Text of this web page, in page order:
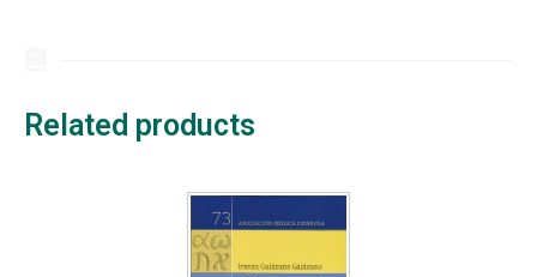
Related products